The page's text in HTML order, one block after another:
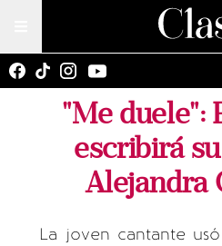
"Me duele":
escribirá
Alejandra
La joven cantante